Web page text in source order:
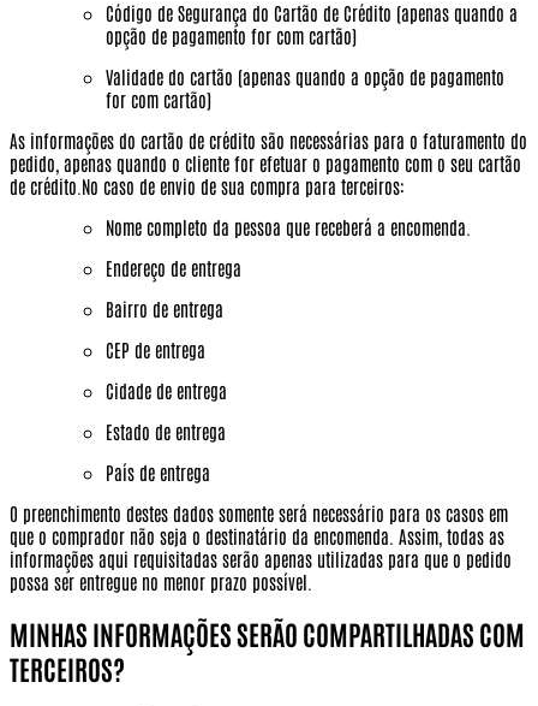
Código de Segurança do Cartão de Crédito (apenas quando a
opção de pagamento for com cartão)
Validade do cartão (apenas quando a opção de pagamento
for com cartão)
As informações do cartão de crédito são necessárias para o faturamento do
pedido, apenas quando o cliente for efetuar o pagamento com o seu cartão
de crédito.No caso de envio de sua compra para terceiros:
Nome completo da pessoa que receberá a encomenda.
Endereço de entrega
Bairro de entrega
CEP de entrega
Cidade de entrega
Estado de entrega
País de entrega
O preenchimento destes dados somente será necessário para os casos em
que o comprador não seja o destinatário da encomenda. Assim, todas as
informações aqui requisitadas serão apenas utilizadas para que o pedido
possa ser entregue no menor prazo possível.
MINHAS INFORMAÇÕES SERÃO COMPARTILHADAS COM
TERCEIROS?